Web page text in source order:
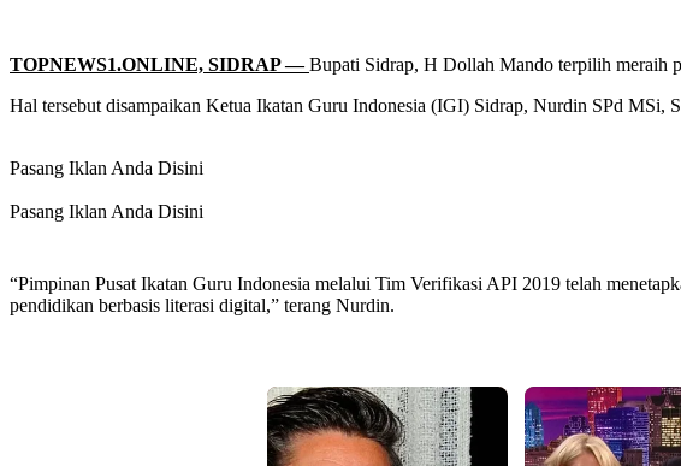
TOPNEWS1.ONLINE, SIDRAP —Bupati Sidrap, H Dollah Mando terpilih meraih
Hal tersebut disampaikan Ketua Ikatan Guru Indonesia (IGI) Sidrap, Nurdin SPd MSi,
Pasang Iklan Anda Disini
Pasang Iklan Anda Disini
“Pimpinan Pusat Ikatan Guru Indonesia melalui Tim Verifikasi API 2019 telah
pendidikan berbasis literasi digital,” terang Nurdin.